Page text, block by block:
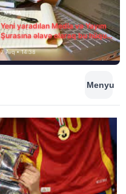
MEDİA
Yeni yaradılan Media və Yayım
Şurasına əlavə olaraq bu hüquq
və vəzifələr də verilib
7 Avq • 14:38
Menyu